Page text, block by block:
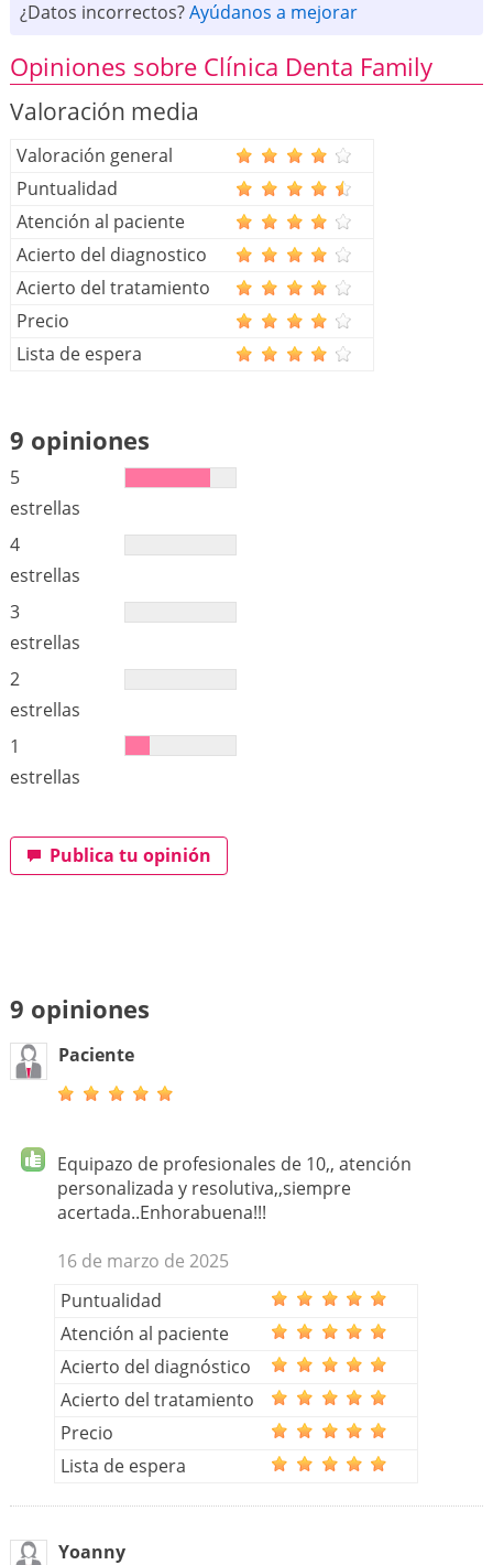
¿Datos incorrectos?Ayúdanos a mejorar
Opiniones sobre Clínica Denta Family
Valoración media
Valoración general
Puntualidad
Atención al paciente
Acierto del diagnostico
Acierto del tratamiento
Precio
Lista de espera
9 opiniones
5
estrellas
4
estrellas
3
estrellas
2
estrellas
1
estrellas
Publica tu opinión
9 opiniones
Paciente
Equipazo de profesionales de 10,, atención
personalizada y resolutiva,,siempre
acertada..Enhorabuena!!!
16 de marzo de 2025
Puntualidad
Atención al paciente
Acierto del diagnóstico
Acierto del tratamiento
Precio
Lista de espera
Yoanny